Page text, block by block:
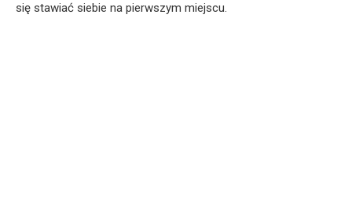
się stawiać siebie na pierwszym miejscu.